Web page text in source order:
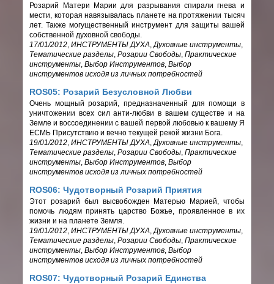
Розарий Матери Марии для разрывания спирали гнева и
мести, которая навязывалась планете на протяжении тысяч
лет. Также могущественный инструмент для защиты вашей
собственной духовной свободы.
17/01/2012 ,ИНСТРУМЕНТЫ ДУХА ,Духовные инструменты
Тематические разделы ,Розарии Свободы ,Практические
инструменты ,Выбор Инструментов ,Выбор
инструментов исходя из личных потребностей
ROS05: Розарий Безусловной Любви
Очень мощный розарий, предназначенный для помощи в
уничтожении всех сил анти-любви в вашем существе и на
Земле и воссоединении с вашей первой любовью к вашему Я
ЕСМЬ Присутствию и вечно текущей рекой жизни Бога.
19/01/2012 ,ИНСТРУМЕНТЫ ДУХА ,Духовные инструменты
Тематические разделы ,Розарии Свободы ,Практические
инструменты ,Выбор Инструментов ,Выбор
инструментов исходя из личных потребностей
ROS06: Чудотворный Розарий Приятия
Этот розарий был высвобожден Матерью Марией, чтобы
помочь людям принять царство Божье, проявленное в их
жизни и на планете Земля.
19/01/2012 ,ИНСТРУМЕНТЫ ДУХА ,Духовные инструменты
Тематические разделы ,Розарии Свободы ,Практические
инструменты ,Выбор Инструментов ,Выбор
инструментов исходя из личных потребностей
ROS07: Чудотворный Розарий Единства